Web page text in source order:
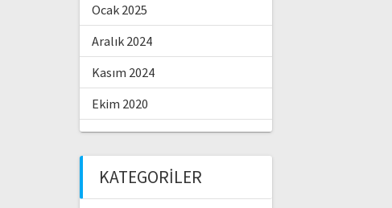
Ocak 2025
Aralık 2024
Kasım 2024
Ekim 2020
KATEGORILER